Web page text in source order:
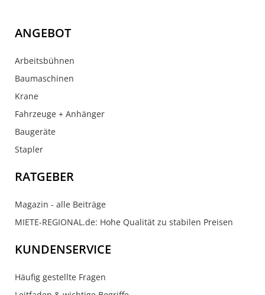
ANGEBOT
Arbeitsbühnen
Baumaschinen
Krane
Fahrzeuge + Anhänger
Baugeräte
Stapler
RATGEBER
Magazin - alle Beiträge
MIETE-REGIONAL.de: Hohe Qualität zu stabilen Preisen
KUNDENSERVICE
Häufig gestellte Fragen